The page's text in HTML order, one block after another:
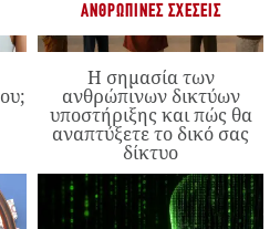
ΑΝΘΡΏΠΙΝΕΣ ΣΧΈΣΕΙΣ
Η σημασία των
ανθρώπινων δικτύων
υποστήριξης και πώς θα
αναπτύξετε το δικό σας
δίκτυο